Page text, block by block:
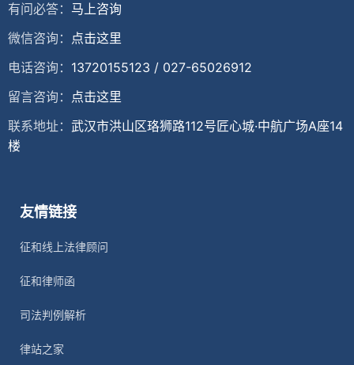
有问必答： 马上咨询
微信咨询： 点击这里
电话咨询： 13720155123 / 027-65026912
留言咨询： 点击这里
联系地址： 武汉市洪山区珞狮路112号匠心城·中航广场A座14
楼
友情链接
征和线上法律顾问
征和律师函
司法判例解析
律站之家